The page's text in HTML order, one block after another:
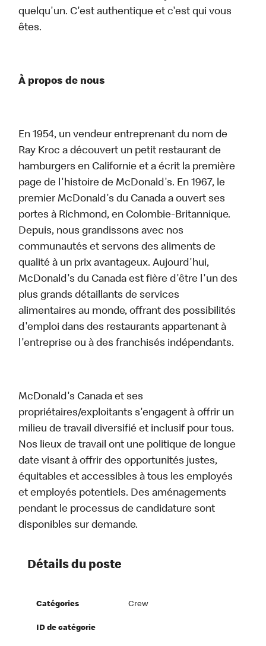
quelqu'un. C'est authentique et c'est qui vous
êtes.
À propos de nous
En 1954, un vendeur entreprenant du nom de
Ray Kroc a découvert un petit restaurant de
hamburgers en Californie et a écrit la première
page de l'histoire de McDonald's. En 1967, le
premier McDonald's du Canada a ouvert ses
portes à Richmond, en Colombie-Britannique.
Depuis, nous grandissons avec nos
communautés et servons des aliments de
qualité à un prix avantageux. Aujourd'hui,
McDonald's du Canada est fière d'être l'un des
plus grands détaillants de services
alimentaires au monde, offrant des possibilités
d'emploi dans des restaurants appartenant à
l'entreprise ou à des franchisés indépendants.
McDonald's Canada et ses
propriétaires/exploitants s'engagent à offrir un
milieu de travail diversifié et inclusif pour tous.
Nos lieux de travail ont une politique de longue
date visant à offrir des opportunités justes,
équitables et accessibles à tous les employés
et employés potentiels. Des aménagements
pendant le processus de candidature sont
disponibles sur demande.
Détails du poste
Catégories Crew
ID de catégorie